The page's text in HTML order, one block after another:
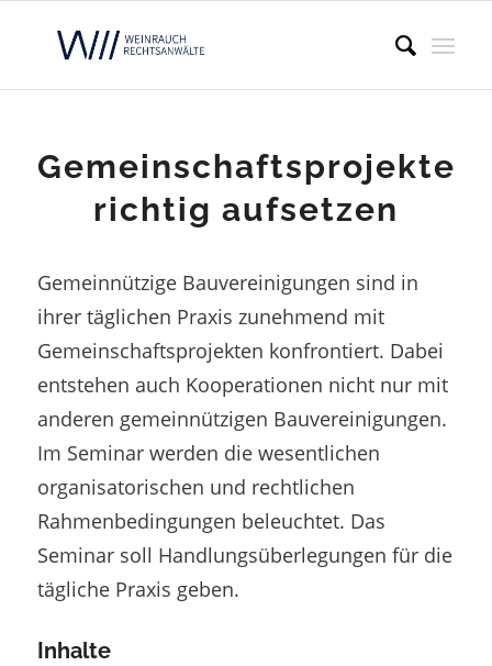
Gemeinschaftsprojekte
richtig aufsetzen
Gemeinnützige Bauvereinigungen sind in
ihrer täglichen Praxis zunehmend mit
Gemeinschaftsprojekten konfrontiert. Dabei
entstehen auch Kooperationen nicht nur mit
anderen gemeinnützigen Bauvereinigungen.
Im Seminar werden die wesentlichen
organisatorischen und rechtlichen
Rahmenbedingungen beleuchtet. Das
Seminar soll Handlungsüberlegungen für die
tägliche Praxis geben.
Inhalte